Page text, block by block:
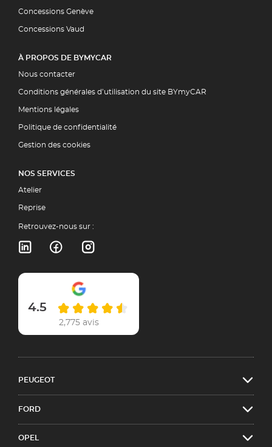
Concessions Genève
Concessions Vaud
À PROPOS DE BYMYCAR
Nous contacter
Conditions générales d’utilisation du site BYmyCAR
Mentions légales
Politique de confidentialité
Gestion des cookies
NOS SERVICES
Atelier
Reprise
Retrouvez-nous sur :
4.5
2,775 avis
PEUGEOT
FORD
OPEL